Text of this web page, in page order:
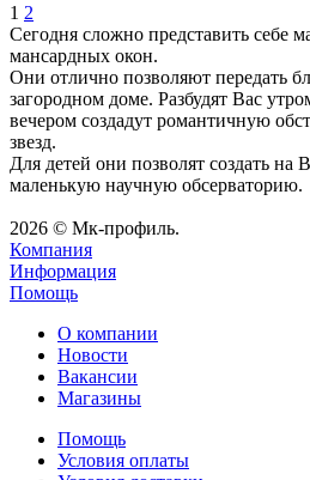
1 2
Сегодня сложно представить себе
мансардных окон.
Они отлично позволяют передать
загородном доме. Разбудят Вас
вечером создадут романтичную
звезд.
Для детей они позволят создать
маленькую научную обсерваторию.
2026 © Мк-профиль.
Компания
Информация
Помощь
О компании
Новости
Вакансии
Магазины
Помощь
Условия оплаты